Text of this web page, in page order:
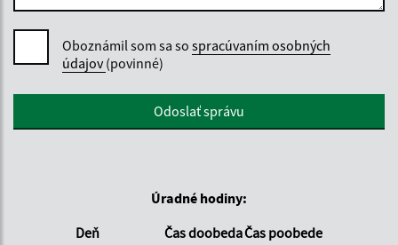
Oboznámil som sa so spracúvaním osobných
údajov(povinné)
Google reCaptcha ResponseOdoslať správu
Úradné hodiny:
Deň
Čas doobedaČas poobede